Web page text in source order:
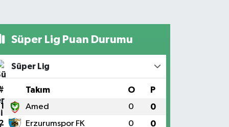
Süper Lig Puan Durumu
Süper Lig
Takım O P
1 Amed 0 0
Erzurumspor FK 0 0